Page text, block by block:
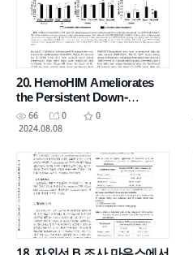
20. HemoHIM Ameliorates
the Persistent Down-
Regulation of Th1-like
Immune Responses in
66 0
0
2024.08.08